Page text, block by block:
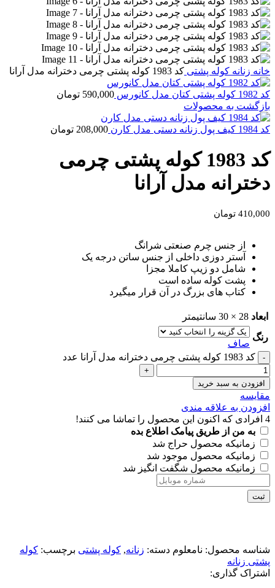
خانه زنانه کوله پشتی کد 1983 کوله پشتی چرمی دخترانه مدل آرانا
کد 1982 کوله پشتی کتان مدل کانورس 590,000 تومان
بازگشت به محصولات
کد 1984 کیف پول زنانه دستی مدل کارن 208,000 تومان
کد 1983 کوله پشتی چرمی
دخترانه مدل آرانا
410,000 تومان
از جنس چرم صنعتی شرانگ
آستر دوزی داخلی از جنس ساتن درجه یک
شامل دو زیپ کاملا مجزا
پشت کوله ساده است
کتاب های بزرگ در آن قرار میگیرد
ابعاد 28 × 30 سانتیمتر
رنگ
صاف
کد 1983 کوله پشتی چرمی دخترانه مدل آرانا عدد
افزودن به سبد خرید
مقايسه
افزودن به علاقه مندی
4 افرادی که اکنون این محصول را تماشا می کنند!
به من از طریق پیامک اطلاع بده
زمانیکه محصول حراج شد
زمانیکه محصول موجود شد
زمانیکه محصول شگفت انگیز شد
ثبت
شناسه محصول: نامعلوم دسته: زنانه, کوله پشتی برچسب: کوله
پشتی زنانه
اشتراک گذاری: